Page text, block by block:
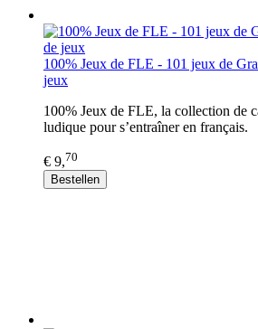
100% Jeux de FLE - 101 jeux de
jeux
100% Jeux de FLE, la collection de
ludique pour s’entraîner en français.
€ 9,70
Bestellen